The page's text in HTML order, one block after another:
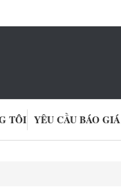
TÔI YÊU CẦU BÁO GIÁ